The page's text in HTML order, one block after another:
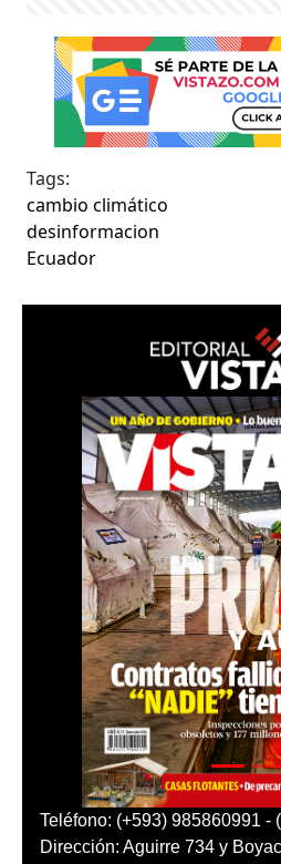
Tags:
cambio climático
desinformacion
Ecuador
Teléfono: (+593) 985860991 -
Dirección: Aguirre 734 y